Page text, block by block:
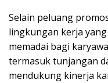
Selain peluang
lingkungan kerja
memadai bagi
termasuk tunjangan
mendukung kinerja